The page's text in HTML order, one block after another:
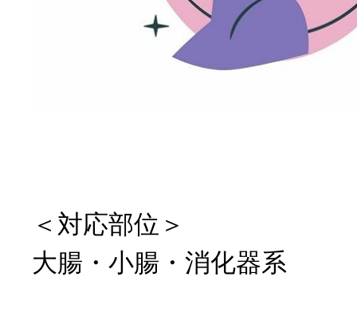
＜対応部位＞
大腸・小腸・消化器系